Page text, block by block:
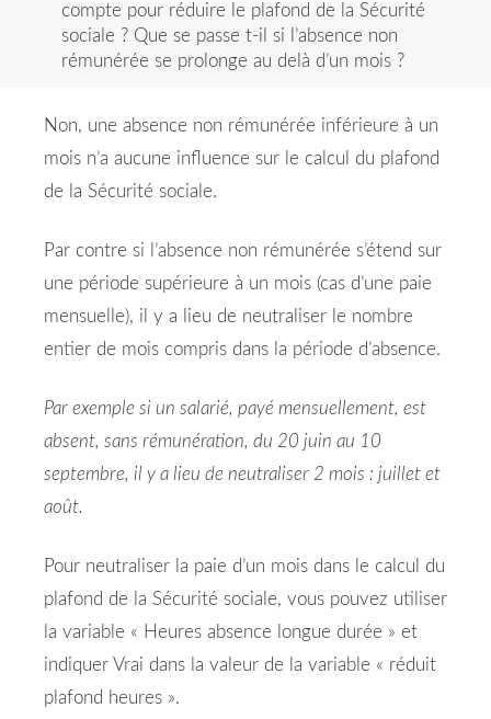
compte pour réduire le plafond de la Sécurité
sociale ? Que se passe t-il si l’absence non
rémunérée se prolonge au delà d’un mois ?
Non, une absence non rémunérée inférieure à un
mois n’a aucune influence sur le calcul du plafond
de la Sécurité sociale.
Par contre si l’absence non rémunérée s’étend sur
une période supérieure à un mois (cas d’une paie
mensuelle), il y a lieu de neutraliser le nombre
entier de mois compris dans la période d’absence.
Par exemple si un salarié, payé mensuellement, est
absent, sans rémunération, du 20 juin au 10
septembre, il y a lieu de neutraliser 2 mois : juillet et
août.
Pour neutraliser la paie d’un mois dans le calcul du
plafond de la Sécurité sociale, vous pouvez utiliser
la variable « Heures absence longue durée » et
indiquer Vrai dans la valeur de la variable « réduit
plafond heures ».